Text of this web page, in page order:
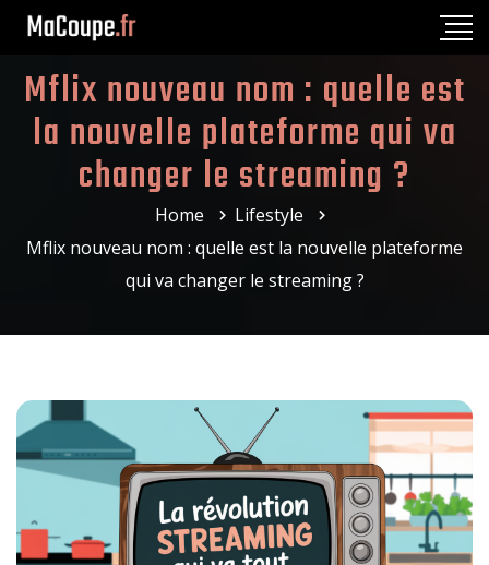
Mflix nouveau nom : quelle est
la nouvelle plateforme qui va
changer le streaming ?
Home
Lifestyle
Mflix nouveau nom : quelle est la nouvelle plateforme
qui va changer le streaming ?